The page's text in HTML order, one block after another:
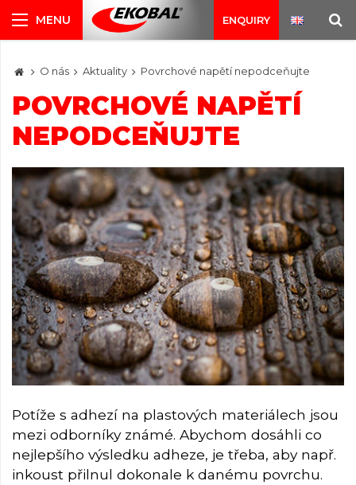
ENQUIRY
O nás Aktuality Povrchové napětí nepodceňujte
POVRCHOVÉ NAPĚTÍ
NEPODCEŇUJTE
Potíže s adhezí na plastových materiálech jsou
mezi odborníky známé. Abychom dosáhli co
nejlepšího výsledku adheze, je třeba, aby např.
inkoust přilnul dokonale k danému povrchu.